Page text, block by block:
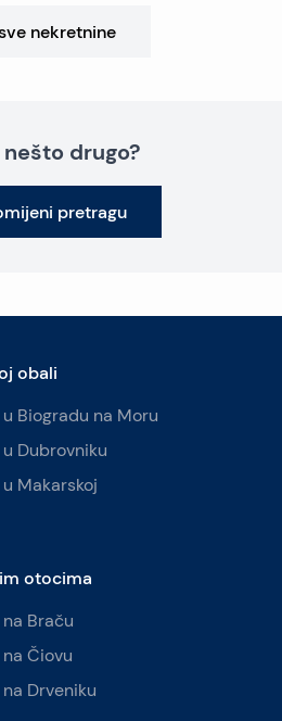
nekretnine
drugo?
pretragu
obali
Biogradu na Moru
Dubrovniku
Makarskoj
otocima
Braču
Čiovu
Drveniku